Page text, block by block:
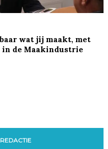
wat jij maakt, met
de Maakindustrie